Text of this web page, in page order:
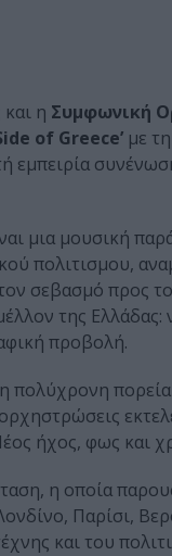
και η Συμφωνική
of Greece’ με
εμπειρία
μια μουσική
πολιτισμου,
σεβασμό προς
της
προβολή.
πολύχρονη
ήχος, φως και
η οποία
Παρίσι,
και του